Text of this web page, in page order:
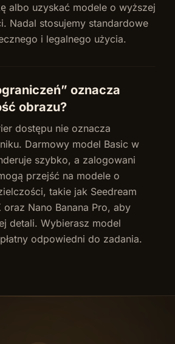
albo uzyskać modele o wyższej
Nadal stosujemy standardowe
i legalnego użycia.
oznacza
obrazu?
dostępu nie oznacza
Darmowy model Basic w
szybko, a zalogowani
przejść na modele o
takie jak Seedream
Nano Banana Pro, aby
detali. Wybierasz model
odpowiedni do zadania.